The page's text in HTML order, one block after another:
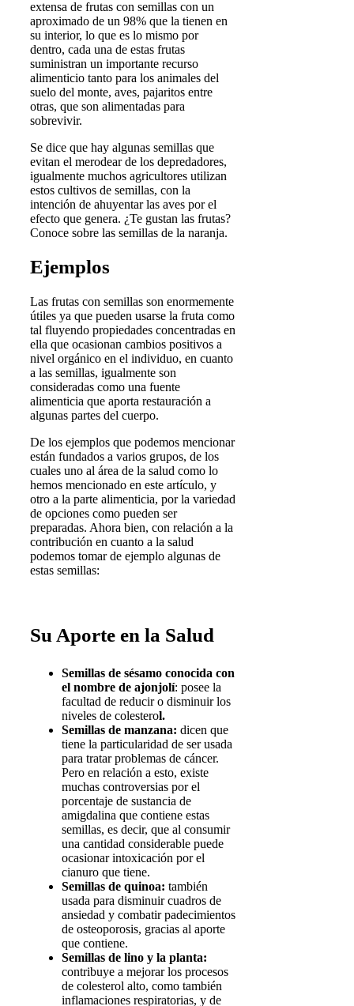
extensa de frutas con semillas con un
aproximado de un 98% que la tienen en
su interior, lo que es lo mismo por
dentro, cada una de estas frutas
suministran un importante recurso
alimenticio tanto para los animales del
suelo del monte, aves, pajaritos entre
otras, que son alimentadas para
sobrevivir.
Se dice que hay algunas semillas que
evitan el merodear de los depredadores,
igualmente muchos agricultores utilizan
estos cultivos de semillas, con la
intención de ahuyentar las aves por el
efecto que genera. ¿Te gustan las frutas?
Conoce sobre las semillas de la naranja.
Ejemplos
Las frutas con semillas son enormemente
útiles ya que pueden usarse la fruta como
tal fluyendo propiedades concentradas en
ella que ocasionan cambios positivos a
nivel orgánico en el individuo, en cuanto
a las semillas, igualmente son
consideradas como una fuente
alimenticia que aporta restauración a
algunas partes del cuerpo.
De los ejemplos que podemos mencionar
están fundados a varios grupos, de los
cuales uno al área de la salud como lo
hemos mencionado en este artículo, y
otro a la parte alimenticia, por la variedad
de opciones como pueden ser
preparadas. Ahora bien, con relación a la
contribución en cuanto a la salud
podemos tomar de ejemplo algunas de
estas semillas:
Su Aporte en la Salud
Semillas de sésamo conocida con
el nombre de ajonjolí: posee la
facultad de reducir o disminuir los
niveles de colesterol.
Semillas de manzana: dicen que
tiene la particularidad de ser usada
para tratar problemas de cáncer.
Pero en relación a esto, existe
muchas controversias por el
porcentaje de sustancia de
amigdalina que contiene estas
semillas, es decir, que al consumir
una cantidad considerable puede
ocasionar intoxicación por el
cianuro que tiene.
Semillas de quinoa: también
usada para disminuir cuadros de
ansiedad y combatir padecimientos
de osteoporosis, gracias al aporte
que contiene.
Semillas de lino y la planta:
contribuye a mejorar los procesos
de colesterol alto, como también
inflamaciones respiratorias, y de